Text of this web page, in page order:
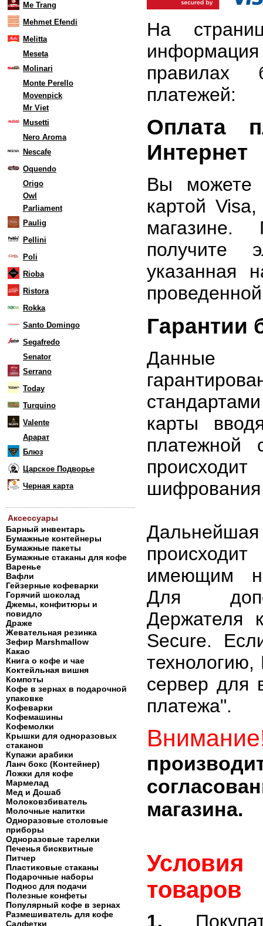
Me Trang
Mehmet Efendi
Melitta
Meseta
Molinari
Monte Perello
Movenpick
Mr Viet
Musetti
Nero Aroma
Nescafe
Oquendo
Origo
Owl
Parliament
Paulig
Pellini
Poli
Rioba
Ristora
Rokka
Santo Domingo
Segafredo
Senator
Serrano
Today
Turquino
Valente
Арарат
Блюз
Царское Подворье
Черная карта
Аксессуары
Барный инвентарь
Бумажные контейнеры
Бумажные пакеты
Бумажные стаканы для кофе
Варенье
Вафли
Гейзерные кофеварки
Горячий шоколад
Джемы, конфитюры и
повидло
Драже
Жевательная резинка
Зефир Marshmallow
Какао
Книга о кофе и чае
Коктейльная вишня
Компоты
Кофе в зернах в подарочной
упаковке
Кофеварки
Кофемашины
Кофемолки
Крышки для одноразовых
стаканов
Купажи арабики
Ланч бокс (Контейнер)
Ложки для кофе
Мармелад
Мед и Дошаб
Молоковзбиватель
Молочные напитки
Одноразовые столовые
приборы
Одноразовые тарелки
Печенья бисквитные
Питчер
Пластиковые стаканы
Подарочные наборы
Поднос для подачи
Полезные конфеты
Популярный кофе в зернах
Размешиватель для кофе
Салфетки
На
правилах
платежей:
Оплата
Интернет
Вы можете
картой
получите
указанная
Гарантии
Данные
карты
платежной
шифрования
имеющим
Для
Держателя
Secure.
сервер для
платежа".
магазина.
товаров
1.